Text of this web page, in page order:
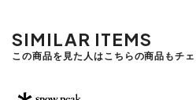
SIMILAR ITEMS
この商品を見た人はこちらの商品もチ